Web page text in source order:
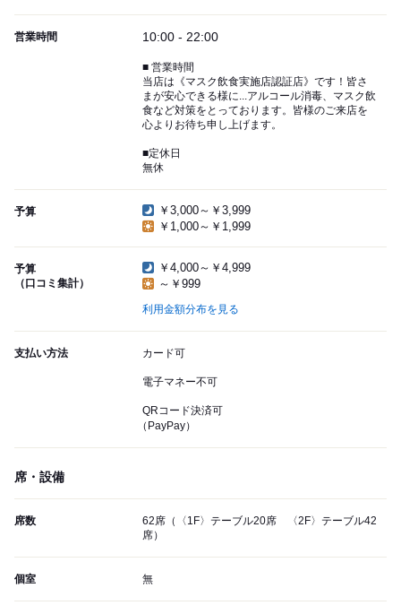
営業時間 10:00 - 22:00
■ 営業時間
当店は《マスク飲食実施店認証店》です！皆さ
まが安心できる様に...アルコール消毒、マスク飲
食など対策をとっております。皆様のご来店を
心よりお待ち申し上げます。
■定休日
無休
予算
￥3,000～￥3,999
￥1,000～￥1,999
予算
（口コミ集計）
￥4,000～￥4,999
～￥999
利用金額分布を見る
支払い方法 カード可
電子マネー不可
QRコード決済可
（PayPay）
席・設備
席数
62席（〈1F〉テーブル20席 〈2F〉テーブル42
席）
個室 無